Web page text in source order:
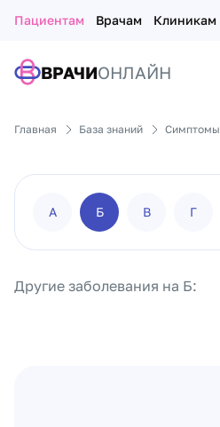
Пациентам Врачам Клиникам
ВРАЧИОНЛАЙН
Главная База знаний Симптомы
А Б В Г
Другие заболевания на Б: